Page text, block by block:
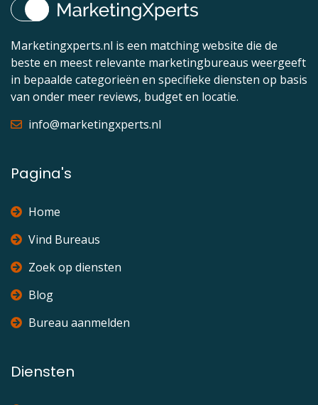
Marketingxperts.nl is een matching website die de
beste en meest relevante marketingbureaus weergeeft
in bepaalde categorieën en specifieke diensten op basis
van onder meer reviews, budget en locatie.
info@marketingxperts.nl
Pagina's
Home
Vind Bureaus
Zoek op diensten
Blog
Bureau aanmelden
Diensten